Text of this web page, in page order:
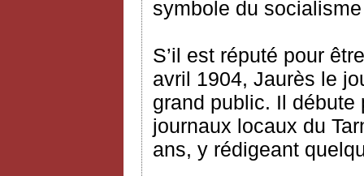
symbole du
S’il est réputé pour
avril 1904, Jaurès le
grand public. Il
journaux locaux du
ans, y rédigeant